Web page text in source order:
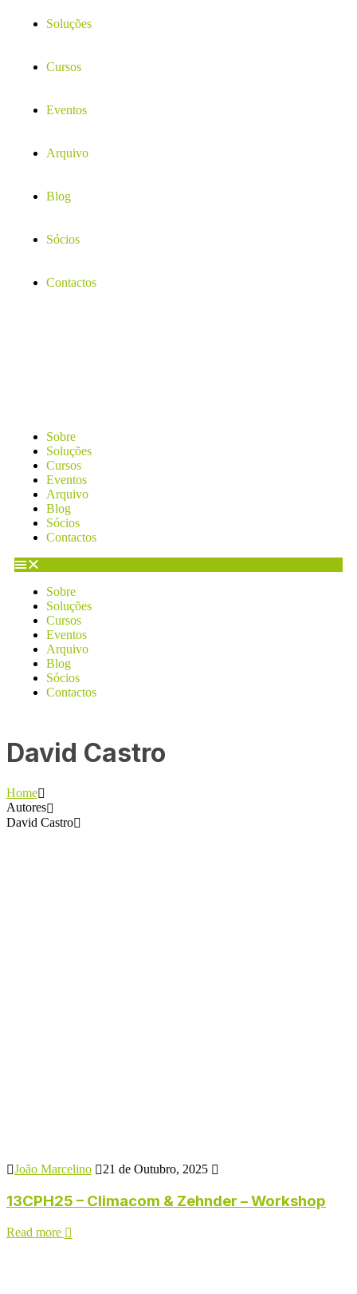
Soluções
Cursos
Eventos
Arquivo
Blog
Sócios
Contactos
Sobre
Soluções
Cursos
Eventos
Arquivo
Blog
Sócios
Contactos
Sobre
Soluções
Cursos
Eventos
Arquivo
Blog
Sócios
Contactos
David Castro
Home
Autores
David Castro
João Marcelino 21 de Outubro, 2025
13CPH25 – Climacom & Zehnder – Workshop
Read more